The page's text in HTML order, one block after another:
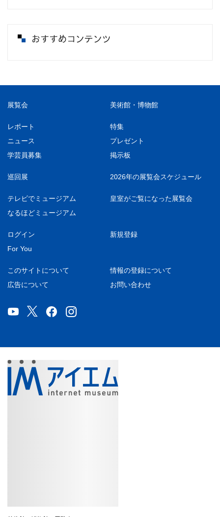
おすすめコンテンツ
展覧会 美術館・博物館
レポート
特集
ニュース
プレゼント
学芸員募集
掲示板
巡回展 2026年の展覧会スケジュール
テレビでミュージアム
皇室がご覧になった展覧会
なるほどミュージアム
ログイン
新規登録
For You
このサイトについて
情報の登録について
広告について
お問い合わせ